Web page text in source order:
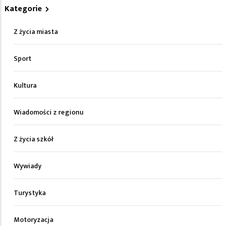
Kategorie
Z życia miasta
Sport
Kultura
Wiadomości z regionu
Z życia szkół
Wywiady
Turystyka
Motoryzacja